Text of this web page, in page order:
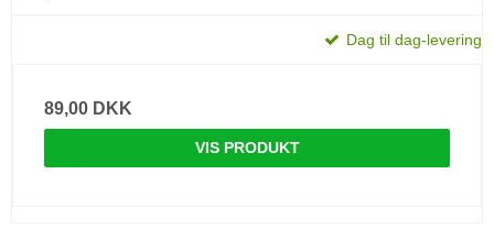
Dag til dag-levering
89,00 DKK
VIS PRODUKT